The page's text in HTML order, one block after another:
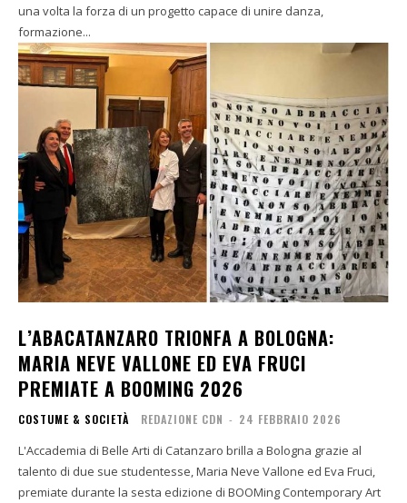
una volta la forza di un progetto capace di unire danza,
formazione...
L’ABACATANZARO TRIONFA A BOLOGNA:
MARIA NEVE VALLONE ED EVA FRUCI
PREMIATE A BOOMING 2026
COSTUME & SOCIETÀ REDAZIONE CDN - 24 FEBBRAIO 2026
L'Accademia di Belle Arti di Catanzaro brilla a Bologna grazie al
talento di due sue studentesse, Maria Neve Vallone ed Eva Fruci,
premiate durante la sesta edizione di BOOMing Contemporary Art